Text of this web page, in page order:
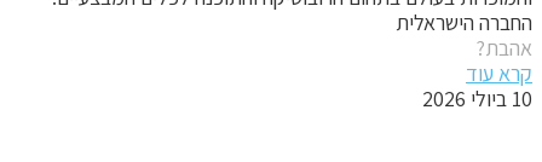
הישראלית
עוד
2026